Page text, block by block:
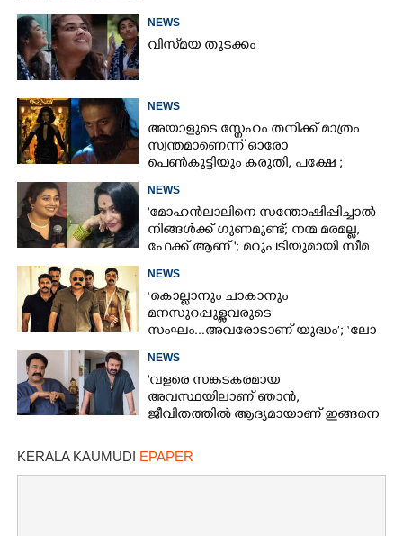
NEWS
വിസ്‌മയ തുടക്കം
NEWS
അയാളുടെ സ്നേഹം തനിക്ക് മാത്രം
സ്വന്തമാണെന്ന് ഓരോ
പെൺകുട്ടിയും കരുതി,​ പക്ഷേ ;
ടോക്സിക് ട്രെയിലർ
NEWS
'മോഹൻലാലിനെ സന്തോഷിപ്പിച്ചാൽ
നിങ്ങൾക്ക് ഗുണമുണ്ട്; നന്മ മരമല്ല,
ഫേക്ക് ആണ് '; മറുപടിയുമായി സീമ
NEWS
‘കൊല്ലാനും ചാകാനും
മനസുറപ്പുള്ളവരുടെ
സംഘം...അവരോടാണ് യുദ്ധം’; ‘ലോ
NEWS
'വളരെ സങ്കടകരമായ
അവസ്ഥയിലാണ് ഞാൻ,
ജീവിതത്തിൽ ആദ്യമായാണ് ഇങ്ങനെ
മോഹൻലാൽ
KERALA KAUMUDI EPAPER